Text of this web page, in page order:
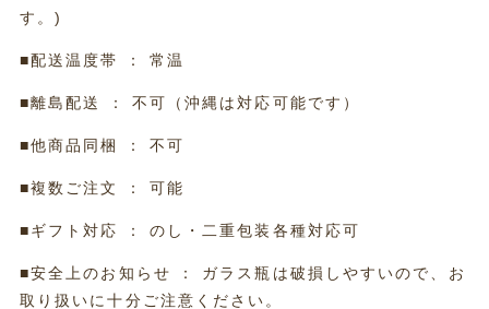
す。)
■配送温度帯 ： 常温
■離島配送 ： 不可（沖縄は対応可能です）
■他商品同梱 ： 不可
■複数ご注文 ： 可能
■ギフト対応 ： のし・二重包装各種対応可
■安全上のお知らせ ： ガラス瓶は破損しやすいので、お
取り扱いに十分ご注意ください。